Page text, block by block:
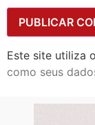
Este site utiliza
como seus